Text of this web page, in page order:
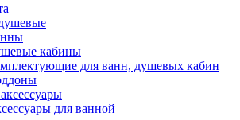
кабины
для ванн, душевых кабин
для ванной